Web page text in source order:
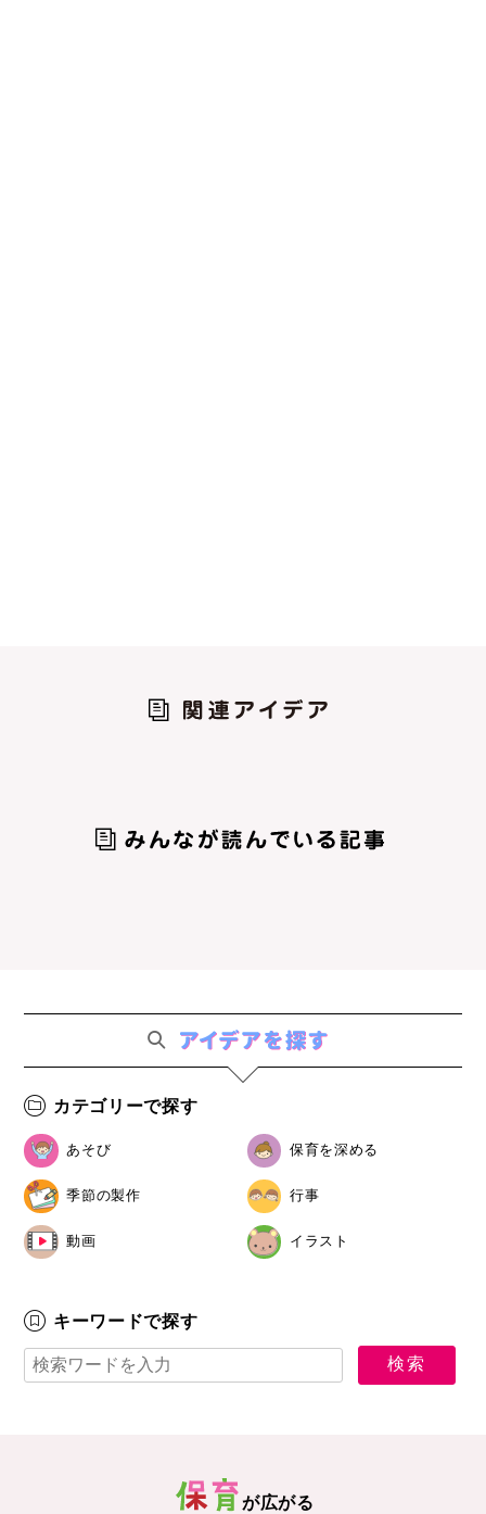
カテゴリーで探す
あそび 保育を深める
季節の製作 行事
動画 イラスト
キーワードで探す
が広がる